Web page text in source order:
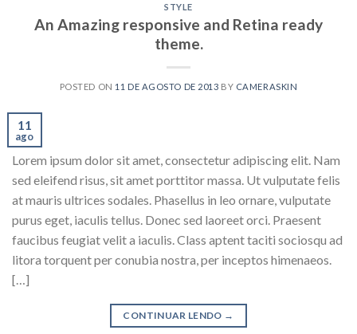
STYLE
An Amazing responsive and Retina ready
theme.
POSTED ON 11 DE AGOSTO DE 2013 BY CAMERASKIN
11
ago
Lorem ipsum dolor sit amet, consectetur adipiscing elit. Nam
sed eleifend risus, sit amet porttitor massa. Ut vulputate felis
at mauris ultrices sodales. Phasellus in leo ornare, vulputate
purus eget, iaculis tellus. Donec sed laoreet orci. Praesent
faucibus feugiat velit a iaculis. Class aptent taciti sociosqu ad
litora torquent per conubia nostra, per inceptos himenaeos.
[…]
CONTINUAR LENDO →